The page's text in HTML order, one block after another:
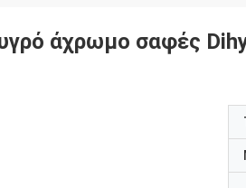
άχρωμο σαφές